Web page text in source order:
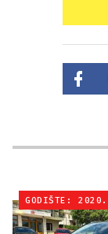
GODIŠTE: 2020.